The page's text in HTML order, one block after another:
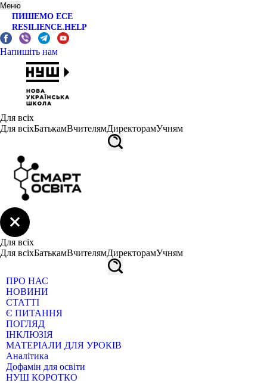
Меню
ПИШЕМО ЕСЕ
RESILIENCE.HELP
Напишіть нам
Для всіх
Для всіхБатькамВчителямДиректорамУчням
Для всіх
Для всіхБатькамВчителямДиректорамУчням
ПРО НАС
НОВИНИ
СТАТТІ
Є ПИТАННЯ
ПОГЛЯД
ІНКЛЮЗІЯ
МАТЕРІАЛИ ДЛЯ УРОКІВ
Аналітика
Дофамін для освіти
НУШ КОРОТКО